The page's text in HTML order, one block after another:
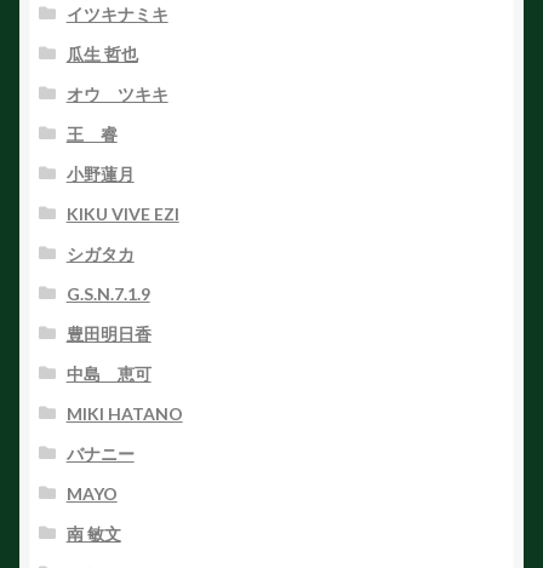
イツキナミキ
瓜生 哲也
オウ ツキキ
王 睿
小野蓮月
KIKU VIVE EZI
シガタカ
G.S.N.7.1.9
豊田明日香
中島 恵可
MIKI HATANO
バナニー
MAYO
南 敏文